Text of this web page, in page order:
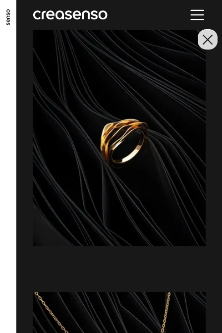
ALLER AU CONTENU PRINCIPAL
ALLER AU MENU PRINCIPAL
ALLER EN BAS DE PAGE